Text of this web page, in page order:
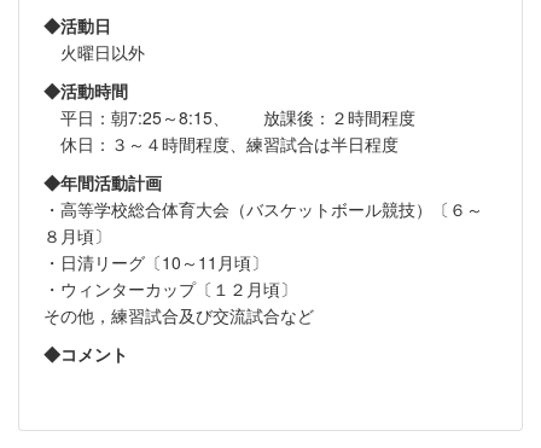
◆活動日
火曜日以外
◆活動時間
平日：朝7:25～8:15、 放課後：２時間程度
休日：３～４時間程度、練習試合は半日程度
◆年間活動計画
・高等学校総合体育大会（バスケットボール競技）〔６～
８月頃〕
・日清リーグ〔10～11月頃〕
・ウィンターカップ〔１２月頃〕
その他，練習試合及び交流試合など
◆コメント